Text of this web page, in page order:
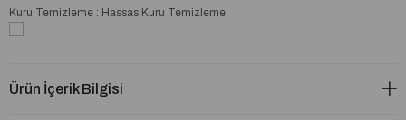
Kuru Temizleme : Hassas Kuru Temizleme
Ürün İçerik Bilgisi